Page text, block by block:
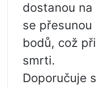
dostanou
se
bodů, což
smrti.
Doporučuje